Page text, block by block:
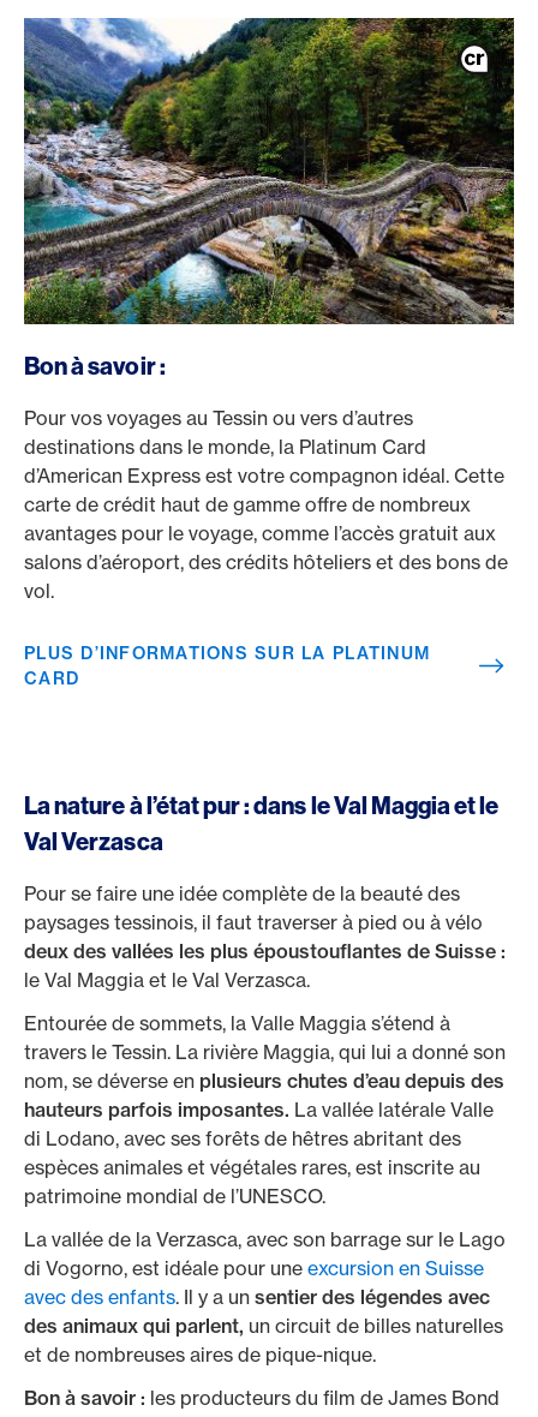
Bon à savoir :
Pour vos voyages au Tessin ou vers d’autres
destinations dans le monde, la Platinum Card
d’American Express est votre compagnon idéal. Cette
carte de crédit haut de gamme offre de nombreux
avantages pour le voyage, comme l’accès gratuit aux
salons d’aéroport, des crédits hôteliers et des bons de
vol.
PLUS D’INFORMATIONS SUR LA PLATINUM
CARD
La nature à l’état pur : dans le Val Maggia et le
Val Verzasca
Pour se faire une idée complète de la beauté des
paysages tessinois, il faut traverser à pied ou à vélo
deux des vallées les plus époustouflantes de Suisse :
le Val Maggia et le Val Verzasca.
Entourée de sommets, la Valle Maggia s’étend à
travers le Tessin. La rivière Maggia, qui lui a donné son
nom, se déverse en plusieurs chutes d’eau depuis des
hauteurs parfois imposantes. La vallée latérale Valle
di Lodano, avec ses forêts de hêtres abritant des
espèces animales et végétales rares, est inscrite au
patrimoine mondial de l’UNESCO.
La vallée de la Verzasca, avec son barrage sur le Lago
di Vogorno, est idéale pour une excursion en Suisse
avec des enfants. Il y a un sentier des légendes avec
des animaux qui parlent, un circuit de billes naturelles
et de nombreuses aires de pique-nique.
Bon à savoir : les producteurs du film de James Bond